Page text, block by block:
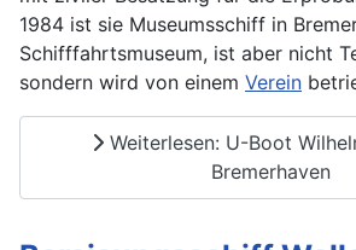
1984 ist sie Museumsschiff in
Schifffahrtsmuseum, ist aber nicht
sondern wird von einem Verein
Weiterlesen: U-Boot
Bremerhaven